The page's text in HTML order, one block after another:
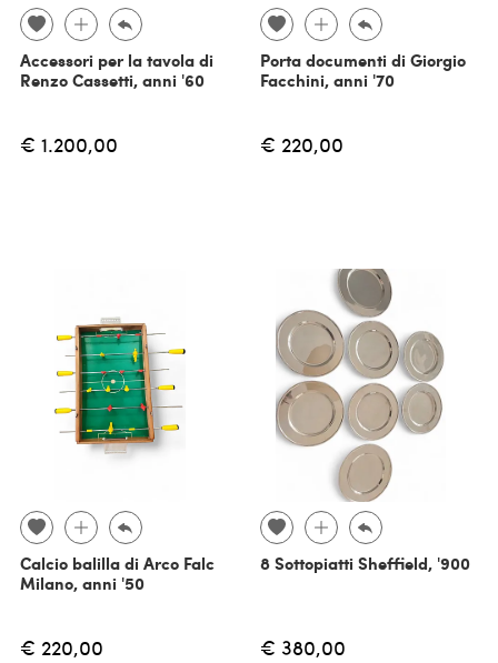
Accessori per la tavola di
Renzo Cassetti, anni '60
€ 1.200,00
Porta documenti di Giorgio
Facchini, anni '70
€ 220,00
Calcio balilla di Arco Falc
Milano, anni '50
€ 220,00
8 Sottopiatti Sheffield, '900
€ 380,00